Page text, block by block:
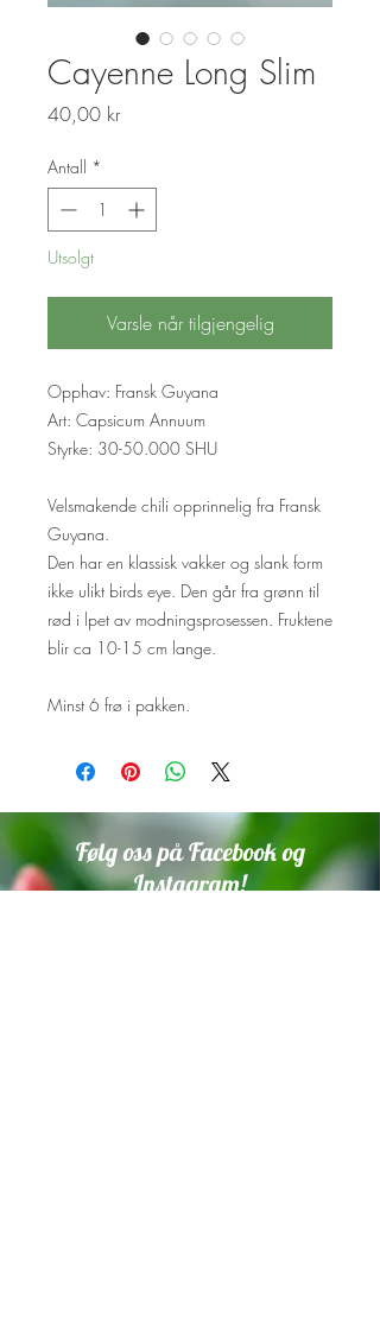
Cayenne Long Slim
40,00 krPris
Antall *
Utsolgt
Varsle når tilgjengelig
Opphav: Fransk Guyana
Art: Capsicum Annuum
Styrke: 30-50.000 SHU
Velsmakende chili opprinnelig fra Fransk
Guyana.
Den har en klassisk vakker og slank form
ikke ulikt birds eye. Den går fra grønn til
rød i lpet av modningsprosessen. Fruktene
blir ca 10-15 cm lange.
Minst 6 frø i pakken.
Følg oss på Facebook og
Instagram!